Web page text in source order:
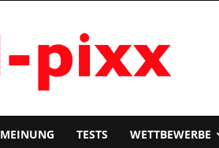
MEINUNG TESTS WETTBEWERBE